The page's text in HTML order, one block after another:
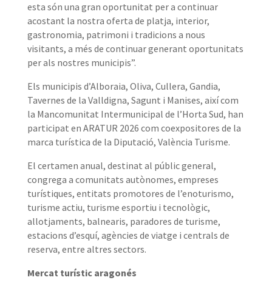
esta són una gran oportunitat per a continuar
acostant la nostra oferta de platja, interior,
gastronomia, patrimoni i tradicions a nous
visitants, a més de continuar generant oportunitats
per als nostres municipis”.
Els municipis d’Alboraia, Oliva, Cullera, Gandia,
Tavernes de la Valldigna, Sagunt i Manises, així com
la Mancomunitat Intermunicipal de l’Horta Sud, han
participat en ARATUR 2026 com coexpositores de la
marca turística de la Diputació, València Turisme.
El certamen anual, destinat al públic general,
congrega a comunitats autònomes, empreses
turístiques, entitats promotores de l’enoturismo,
turisme actiu, turisme esportiu i tecnològic,
allotjaments, balnearis, paradores de turisme,
estacions d’esquí, agències de viatge i centrals de
reserva, entre altres sectors.
Mercat turístic aragonés